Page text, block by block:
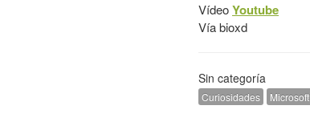
VídeoYoutube
Víabioxd
Sin categoría
Curiosidades Microsoft